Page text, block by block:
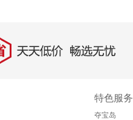
天天低价，畅选无忧
特色服务
夺宝岛